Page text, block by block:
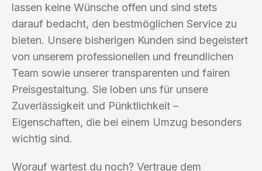
lassen keine Wünsche offen und sind stets
darauf bedacht, den bestmöglichen Service zu
bieten. Unsere bisherigen Kunden sind begeistert
von unserem professionellen und freundlichen
Team sowie unserer transparenten und fairen
Preisgestaltung. Sie loben uns für unsere
Zuverlässigkeit und Pünktlichkeit –
Eigenschaften, die bei einem Umzug besonders
wichtig sind.
Worauf wartest du noch? Vertraue dem